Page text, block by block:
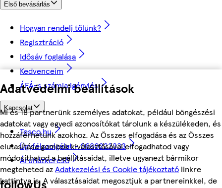
Adatvédelmi beállítások
Mi és 18 partnerünk személyes adatokat, például böngészési
adatokat vagy egyedi azonosítókat tárolunk a készülékeden, és
hozzáférhetünk azokhoz. Az Összes elfogadása és az Összes
elutasítása gombok kiválasztásával elfogadhatod vagy
módosíthatod a beállításaidat, illetve ugyanezt bármikor
megteheted azAdatkezelési és Cookie tájékoztató linkre
kattintva is. A választásaidat megosztjuk a partnereinkkel, de
Első bevásárlás
Hogyan rendelj tőlünk?
Regisztráció
Idősáv foglalása
Kedvenceim
ÁFÁ-s számla igénylés
Kapcsolat
Tesco.hu
Ügyfélszolgálat - 0680222333
Áruházkereső
followUs